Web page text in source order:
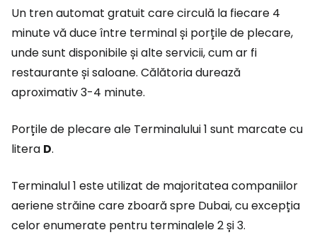
Un tren automat gratuit care circulă la fiecare 4
minute vă duce între terminal și porțile de plecare,
unde sunt disponibile și alte servicii, cum ar fi
restaurante și saloane. Călătoria durează
aproximativ 3-4 minute.
Porțile de plecare ale Terminalului 1 sunt marcate cu
litera D.
Terminalul 1 este utilizat de majoritatea companiilor
aeriene străine care zboară spre Dubai, cu excepția
celor enumerate pentru terminalele 2 și 3.